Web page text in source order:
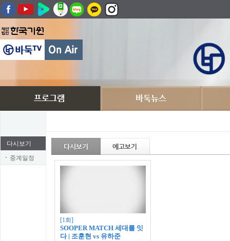
다시보기
중계일정
[1회]
SOOPER MATCH 세대를 잇
다 | 조훈현 vs 유하준